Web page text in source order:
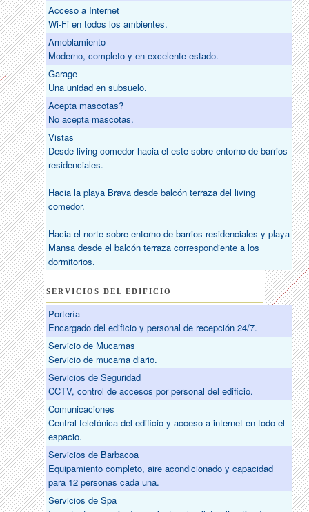
Acceso a Internet
Wi-Fi en todos los ambientes.
Amoblamiento
Moderno, completo y en excelente estado.
Garage
Una unidad en subsuelo.
Acepta mascotas?
No acepta mascotas.
Vistas
Desde living comedor hacia el este sobre entorno de barrios
residenciales.
Hacia la playa Brava desde balcón terraza del living
comedor.
Hacia el norte sobre entorno de barrios residenciales y playa
Mansa desde el balcón terraza correspondiente a los
dormitorios.
SERVICIOS DEL EDIFICIO
Portería
Encargado del edificio y personal de recepción 24/7.
Servicio de Mucamas
Servicio de mucama diario.
Servicios de Seguridad
CCTV, control de accesos por personal del edificio.
Comunicaciones
Central telefónica del edificio y acceso a internet en todo el
espacio.
Servicios de Barbacoa
Equipamiento completo, aire acondicionado y capacidad
para 12 personas cada una.
Servicios de Spa